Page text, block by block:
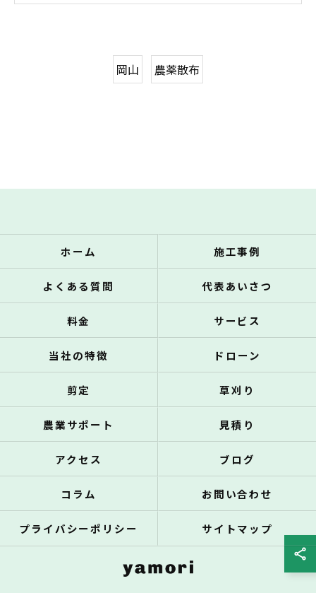
岡山 農薬散布
ホーム 施工事例
よくある質問 代表あいさつ
料金 サービス
当社の特徴 ドローン
剪定 草刈り
農業サポート 見積り
アクセス ブログ
コラム お問い合わせ
プライバシーポリシー サイトマップ